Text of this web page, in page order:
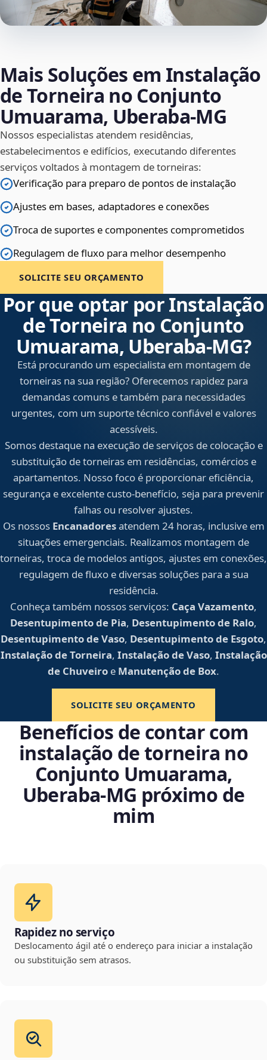
Mais Soluções em Instalação
de Torneira no Conjunto
Umuarama, Uberaba‑MG
Nossos especialistas atendem residências,
estabelecimentos e edifícios, executando diferentes
serviços voltados à montagem de torneiras:
Verificação para preparo de pontos de instalação
Ajustes em bases, adaptadores e conexões
Troca de suportes e componentes comprometidos
Regulagem de fluxo para melhor desempenho
SOLICITE SEU ORÇAMENTO
Por que optar por Instalação
de Torneira no Conjunto
Umuarama, Uberaba‑MG?
Está procurando um especialista em montagem de
torneiras na sua região? Oferecemos rapidez para
demandas comuns e também para necessidades
urgentes, com um suporte técnico confiável e valores
acessíveis.
Somos destaque na execução de serviços de colocação e
substituição de torneiras em residências, comércios e
apartamentos. Nosso foco é proporcionar eficiência,
segurança e excelente custo-benefício, seja para prevenir
falhas ou resolver ajustes.
Os nossos Encanadoresatendem 24 horas, inclusive em
situações emergenciais. Realizamos montagem de
torneiras, troca de modelos antigos, ajustes em conexões,
regulagem de fluxo e diversas soluções para a sua
residência.
Conheça também nossos serviços: Caça Vazamento,
Desentupimento de Pia, Desentupimento de Ralo,
Desentupimento de Vaso, Desentupimento de Esgoto,
Instalação de Torneira, Instalação de Vaso, Instalação
de Chuveiro e Manutenção de Box.
SOLICITE SEU ORÇAMENTO
Benefícios de contar com
instalação de torneira no
Conjunto Umuarama,
Uberaba‑MG próximo de
mim
Rapidez no serviço
Deslocamento ágil até o endereço para iniciar a instalação
ou substituição sem atrasos.